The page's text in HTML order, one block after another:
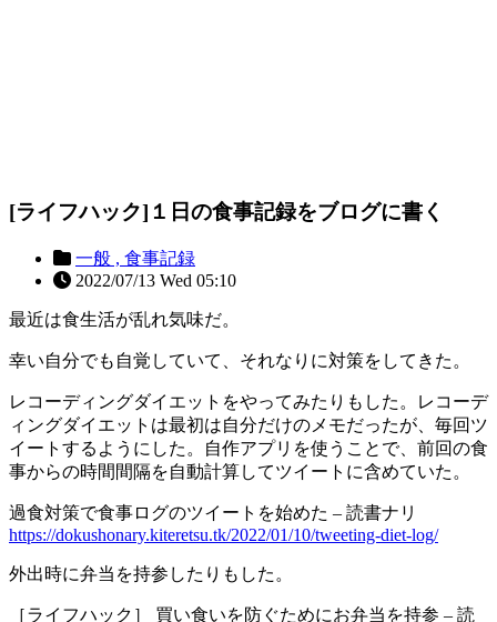
[ライフハック]１日の食事記録をブログに書く
一般 , 食事記録
2022/07/13 Wed 05:10
最近は食生活が乱れ気味だ。
幸い自分でも自覚していて、それなりに対策をしてきた。
レコーディングダイエットをやってみたりもした。レコーデ
ィングダイエットは最初は自分だけのメモだったが、毎回ツ
イートするようにした。自作アプリを使うことで、前回の食
事からの時間間隔を自動計算してツイートに含めていた。
過食対策で食事ログのツイートを始めた – 読書ナリ
https://dokushonary.kiteretsu.tk/2022/01/10/tweeting-diet-log/
外出時に弁当を持参したりもした。
［ライフハック］ 買い食いを防ぐためにお弁当を持参 – 読